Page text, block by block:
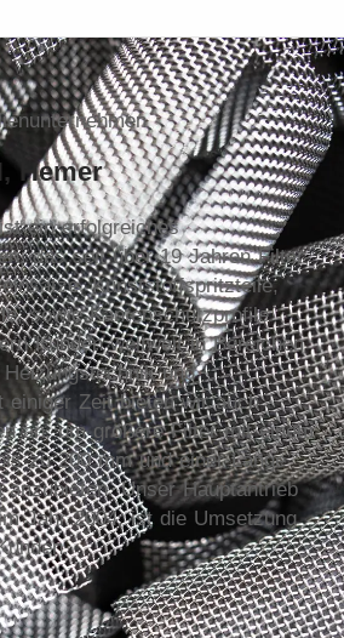
Hemer
ein erfolgreiches
das seit über 19 Jahren Filter-
Kunststoff­spritzteile,
sowie Kantenschutz­profile
Kunden weltweit in Bereichen
und
einiger Zeit bieten wir auch
an, um größere Filter mit einem
zu 200 mm und einer Länge
Unser Hauptantrieb
Jahr 2004, ist die Umsetzung